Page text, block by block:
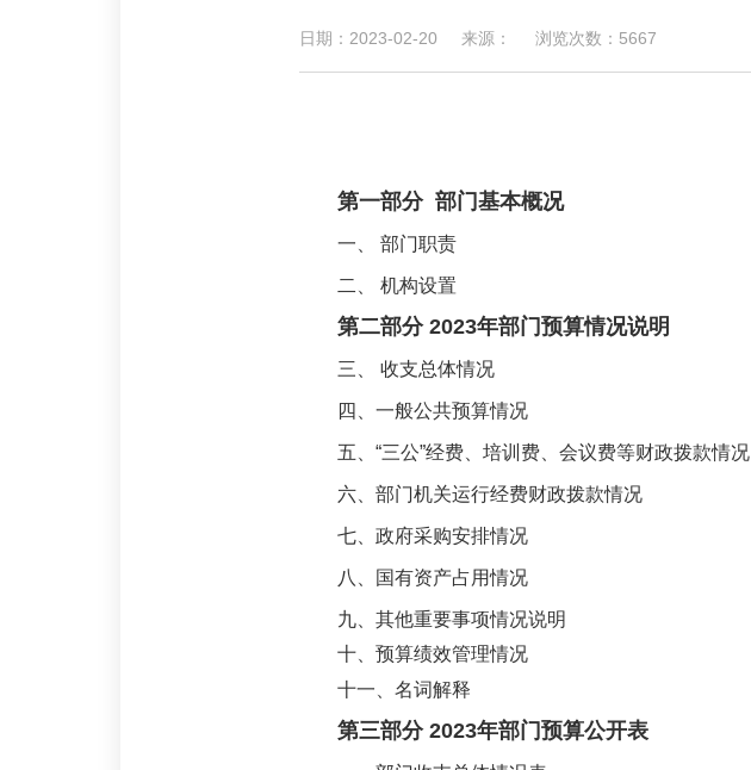
日期：2023-02-20 来源： 浏览次数：5667
第一部分 部门基本概况
一、 部门职责
二、 机构设置
第二部分 2023年部门预算情况说明
三、 收支总体情况
四、一般公共预算情况
五、“三公”经费、培训费、会议费等财政拨款情况
六、部门机关运行经费财政拨款情况
七、政府采购安排情况
八、国有资产占用情况
九、其他重要事项情况说明
十、预算绩效管理情况
十一、名词解释
第三部分 2023年部门预算公开表